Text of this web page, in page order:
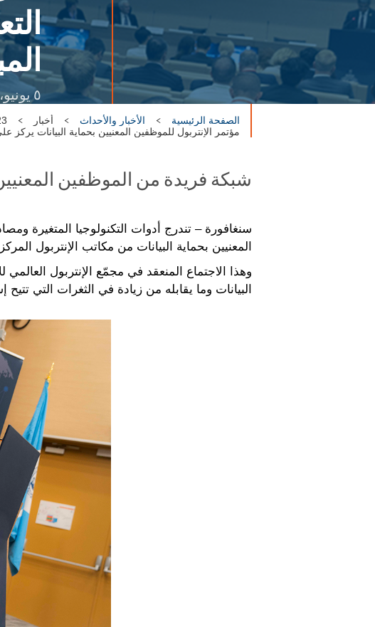
٥ يونيو، ٢٠٢٣
الصفحة الرئيسية الأخبار والأحداث أخبار
مؤتمر الإنتربول للموظفين المعنيين بحماية البيانات
شبكة فريدة من الموظفين
سنغافورة – تندرج أدوات التكنولوجيا المتغيرة
المعنيين بحماية البيانات من مكاتب الإنتربول
البيانات وما يقابله من زيادة في الثغرات التي تتيح